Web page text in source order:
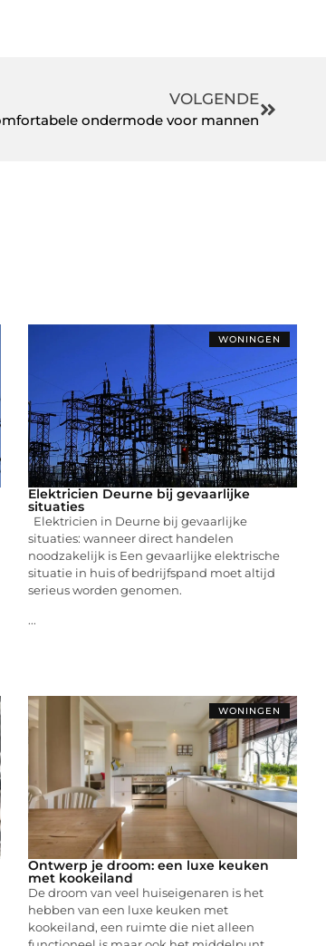
VOLGENDE
ondermode voor mannen
WONINGEN
Elektricien Deurne bij gevaarlijke
situaties
Elektricien in Deurne bij gevaarlijke
situaties: wanneer direct handelen
noodzakelijk is Een gevaarlijke elektrische
situatie in huis of bedrijfspand moet altijd
serieus worden genomen.
...
WONINGEN
Ontwerp je droom: een luxe keuken
met kookeiland
De droom van veel huiseigenaren is het
hebben van een luxe keuken met
kookeiland, een ruimte die niet alleen